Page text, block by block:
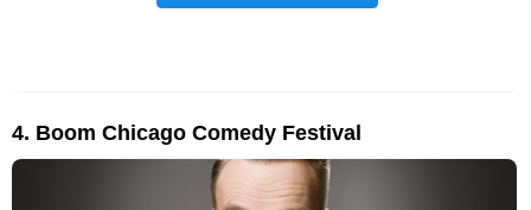
4. Boom Chicago Comedy Festival